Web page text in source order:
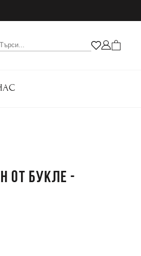
ОТ БУКЛЕ -